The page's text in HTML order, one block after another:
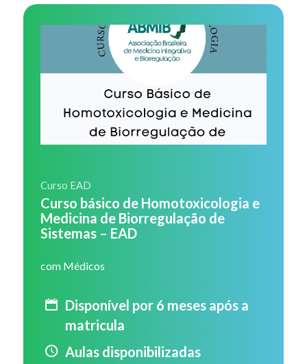
Curso EAD
Curso básico de Homotoxicologia e
Medicina de Biorregulação de
Sistemas – EAD
com Médicos
Disponível por 6 meses após a
matricula
Aulas disponibilizadas